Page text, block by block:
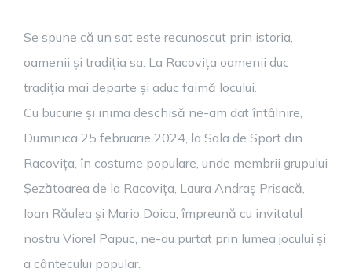
Se spune că un sat este recunoscut prin istoria,
oamenii și tradiția sa. La Racovița oamenii duc
tradiția mai departe și aduc faimă locului.
Cu bucurie și inima deschisă ne-am dat întâlnire,
Duminica 25 februarie 2024, la Sala de Sport din
Racovița, în costume populare, unde membrii grupului
Șezătoarea de la Racovița, Laura Andraș Prisacă,
Ioan Răulea și Mario Doica, împreună cu invitatul
nostru Viorel Papuc, ne-au purtat prin lumea jocului și
a cântecului popular.